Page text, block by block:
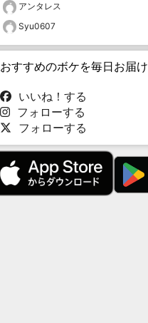
アンタレス
Syu0607
おすすめのボケを毎日お届け
いいね！する
フォローする
フォローする